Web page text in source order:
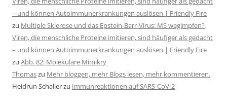
– und können Autoimmunerkrankungen auslösen | Friendly Fire
zu Multiple Sklerose und das Epstein-Barr-Virus: MS wegimpfen?
Viren, die menschliche Proteine imitieren, sind häufiger als gedacht
– und können Autoimmunerkrankungen auslösen | Friendly Fire
zu Abb. 82: Molekulare Mimikry
Thomaszu Mehr bloggen, mehr Blogs lesen, mehr kommentieren.
Heidrun Schallerzu Immunreaktionen auf SARS-CoV-2